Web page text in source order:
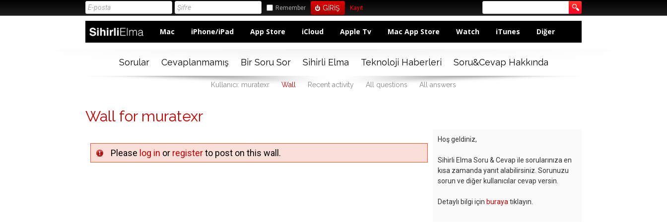
Remember Kayıt
Mac iPhone/iPad App Store iCloud Apple Tv Mac App Store Watch iTunes Diğer
Sorular Cevaplanmamış Bir Soru Sor Sihirli Elma Teknoloji Haberleri Soru&Cevap Hakkında
Kullanıcı: muratexr Wall Recent activity All questions All answers
Wall for muratexr
Please log in or registerto post on this wall.
Hoş geldiniz,
Sihirli Elma Soru & Cevap ile sorularınıza en
kısa zamanda yanıt alabilirsiniz. Sorunuzu
sorun ve diğer kullanıcılar cevap versin.
Detaylı bilgi için buraya tıklayın.